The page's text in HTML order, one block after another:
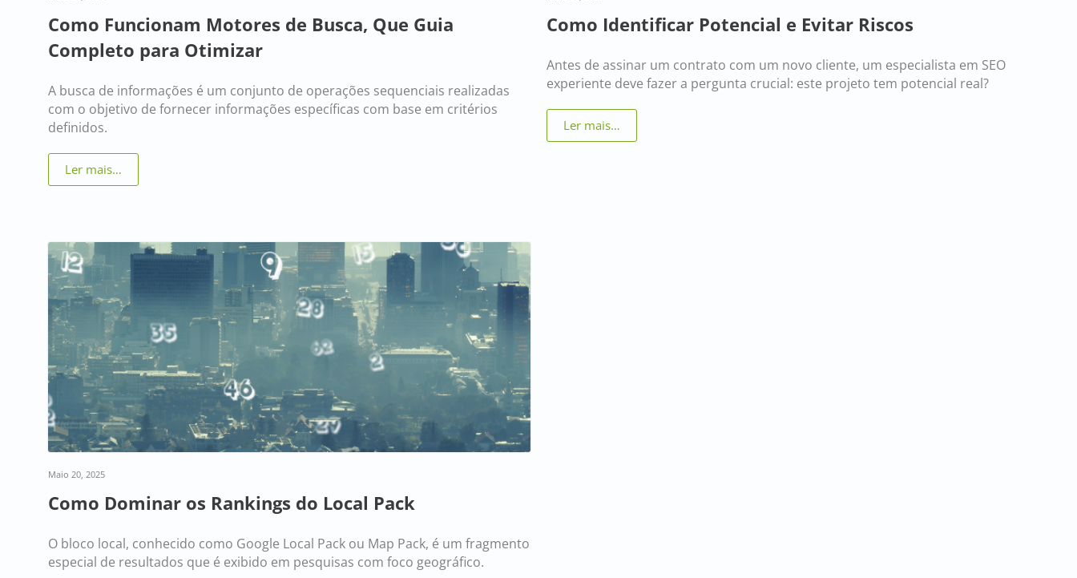
Como Funcionam Motores de Busca, Que Guia
Completo para Otimizar
A busca de informações é um conjunto de operações sequenciais realizadas
com o objetivo de fornecer informações específicas com base em critérios
definidos.
Ler mais…
Como Identificar Potencial e Evitar Riscos
Antes de assinar um contrato com um novo cliente, um especialista em SEO
experiente deve fazer a pergunta crucial: este projeto tem potencial real?
Ler mais…
Maio 20, 2025
Como Dominar os Rankings do Local Pack
O bloco local, conhecido como Google Local Pack ou Map Pack, é um fragmento
especial de resultados que é exibido em pesquisas com foco geográfico.